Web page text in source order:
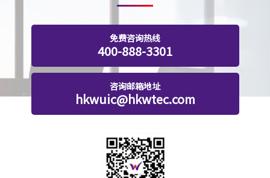
免费咨询热线
400-888-3301
咨询邮箱地址
hkwuic@hkwtec.com